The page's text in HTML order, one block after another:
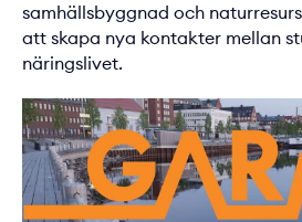
samhällsbyggnad och
att skapa nya kontakter mellan
näringslivet.